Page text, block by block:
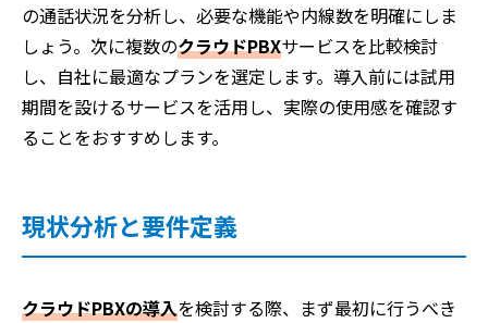
の通話状況を分析し、必要な機能や内線数を明確にしま
しょう。次に複数のクラウドPBXサービスを比較検討
し、自社に最適なプランを選定します。導入前には試用
期間を設けるサービスを活用し、実際の使用感を確認す
ることをおすすめします。
現状分析と要件定義
クラウドPBXの導入を検討する際、まず最初に行うべき